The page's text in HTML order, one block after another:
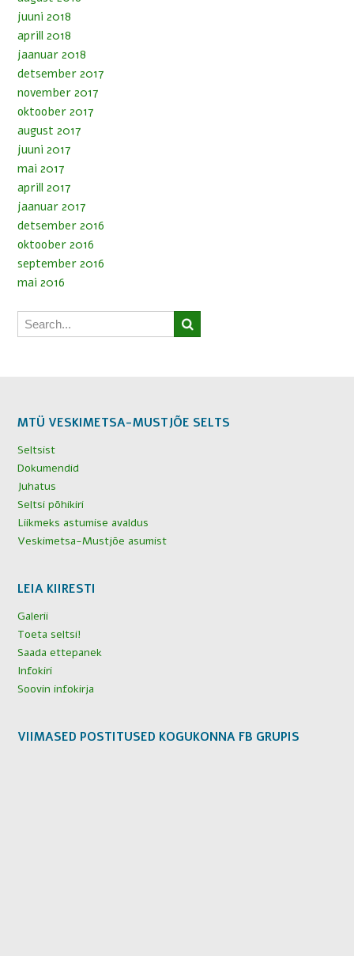
juuni 2018
aprill 2018
jaanuar 2018
detsember 2017
november 2017
oktoober 2017
august 2017
juuni 2017
mai 2017
aprill 2017
jaanuar 2017
detsember 2016
oktoober 2016
september 2016
mai 2016
MTÜ VESKIMETSA-MUSTJÕE SELTS
Seltsist
Dokumendid
Juhatus
Seltsi põhikiri
Liikmeks astumise avaldus
Veskimetsa-Mustjõe asumist
LEIA KIIRESTI
Galerii
Toeta seltsi!
Saada ettepanek
Infokiri
Soovin infokirja
VIIMASED POSTITUSED KOGUKONNA FB GRUPIS